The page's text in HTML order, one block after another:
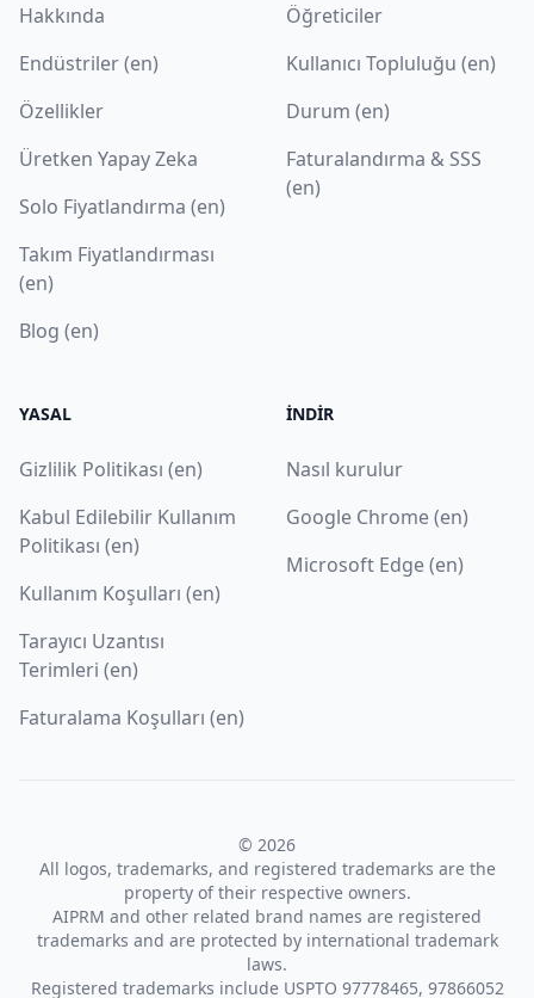
Hakkında
Endüstriler (en)
Özellikler
Üretken Yapay Zeka
Solo Fiyatlandırma (en)
Takım Fiyatlandırması
(en)
Blog (en)
Öğreticiler
Kullanıcı Topluluğu (en)
Durum (en)
Faturalandırma & SSS
(en)
YASAL
Gizlilik Politikası (en)
Kabul Edilebilir Kullanım
Politikası (en)
Kullanım Koşulları (en)
Tarayıcı Uzantısı
Terimleri (en)
Faturalama Koşulları (en)
İNDIR
Nasıl kurulur
Google Chrome (en)
Microsoft Edge (en)
© 2026
All logos, trademarks, and registered trademarks are the
property of their respective owners.
AIPRM and other related brand names are registered
trademarks and are protected by international trademark
laws.
Registered trademarks include USPTO 97778465, 97866052